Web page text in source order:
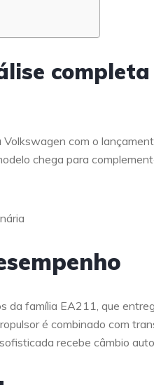
com o
chega para
da família EA211, que
é combinado com
recebe câmbio